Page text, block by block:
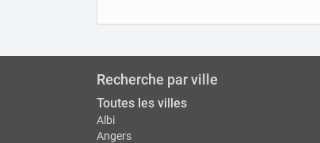
Recherche par ville
Toutes les villes
Albi
Angers